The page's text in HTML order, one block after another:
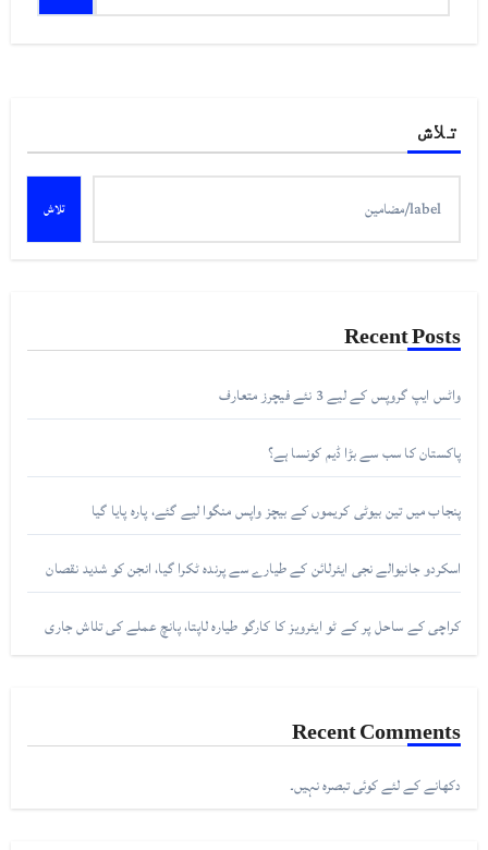
تلاش
تلاش
Recent Posts
واٹس ایپ گروپس کے لیے 3 نئے فیچرز متعارف
پاکستان کا سب سے بڑا ڈیم کونسا ہے؟
پنجاب میں تین بیوٹی کریموں کے بیچز واپس منگوا لیے گئے، پارہ پایا گیا
اسکردو جانیوالے نجی ایئرلائن کے طیارے سے پرندہ ٹکرا گیا، انجن کو شدید نقصان
کراچی کے ساحل پر کے ٹو ایئرویز کا کارگو طیارہ لاپتا، پانچ عملے کی تلاش جاری
Recent Comments
دکھانے کے لئے کوئی تبصرہ نہیں۔